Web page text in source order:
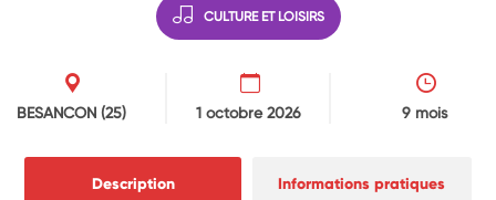
CULTURE ET LOISIRS
BESANCON(25) 1 octobre 2026 9 mois
Description Informations pratiques